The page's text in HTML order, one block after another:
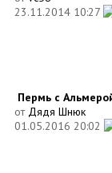
23.11.2014 10:27
Пермь с
от Дядя Шнюк
01.05.2016 20:02